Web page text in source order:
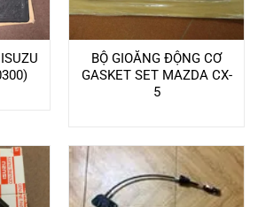
BỘ GIOĂNG ĐỘNG CƠ
GASKET SET MAZDA CX-
5